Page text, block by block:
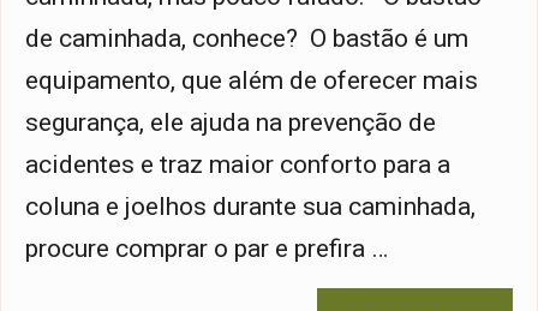
de caminhada, conhece? O bastão é um
equipamento, que além de oferecer mais
segurança, ele ajuda na prevenção de
acidentes e traz maior conforto para a
coluna e joelhos durante sua caminhada,
procure comprar o par e prefira …